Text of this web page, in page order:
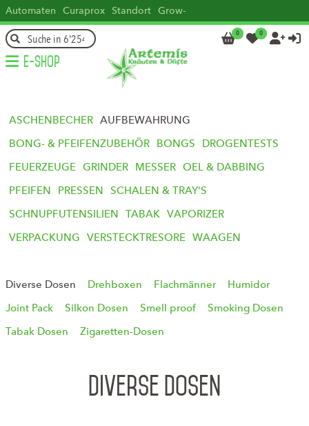
Automaten Curaprox Standort Grow-
how Head Kontakt 0 0  
E-Shop
ASCHENBECHER AUFBEWAHRUNG
BONG- & PFEIFENZUBEHÖR
BONGS
DROGENTESTS
FEUERZEUGE GRINDER MESSER OEL & DABBING
PFEIFEN
PRESSEN
SCHALEN & TRAY'S
SCHNUPFUTENSILIEN
TABAK VAPORIZER
VERPACKUNG
VERSTECKTRESORE WAAGEN
Diverse Dosen Drehboxen Flachmänner
Humidor
Joint Pack
Silkon Dosen Smell proof
Smoking Dosen
Tabak Dosen
Zigaretten-Dosen
Diverse Dosen